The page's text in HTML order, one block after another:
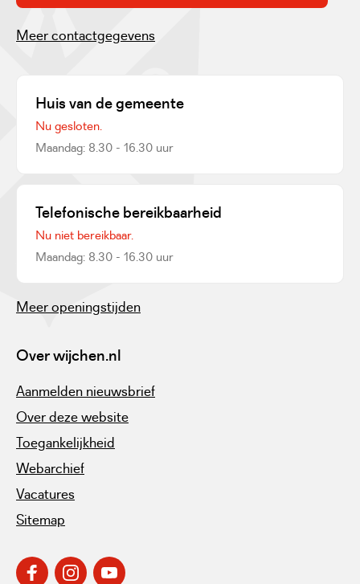
Meer contactgegevens
Huis van de gemeente
Nu gesloten.
Maandag: 8.30 - 16.30 uur
Telefonische bereikbaarheid
Nu niet bereikbaar.
Maandag: 8.30 - 16.30 uur
Meer openingstijden
Over wijchen.nl
Aanmelden nieuwsbrief
Over deze website
Toegankelijkheid
Webarchief
Vacatures
Sitemap